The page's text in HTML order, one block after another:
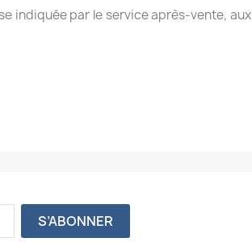
indiquée par le service après-vente, aux